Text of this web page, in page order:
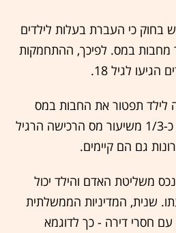
בחוק כי העברת בעלות לילדים
לא תפטור מחבות במס. לפיכך, ההתחמקות
לגיל 18.
לילד תפטור את החבות במס
המוצע של האוצר ותעלה כ-1/3 משיעור מס הרכישה הרגיל
גם הם קיימים.
משליטת האדם והילד יכול
שנית, המדיניות הממשלתית
חסרי דירה - כך לדוגמא